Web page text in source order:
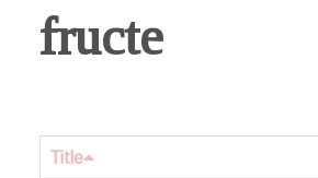
fructe
Title